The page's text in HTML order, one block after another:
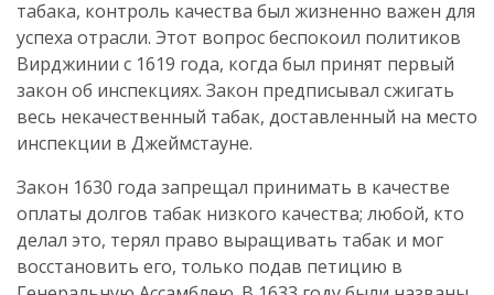
табака, контроль качества был жизненно важен для
успеха отрасли. Этот вопрос беспокоил политиков
Вирджинии с 1619 года, когда был принят первый
закон об инспекциях. Закон предписывал сжигать
весь некачественный табак, доставленный на место
инспекции в Джеймстауне.
Закон 1630 года запрещал принимать в качестве
оплаты долгов табак низкого качества; любой, кто
делал это, терял право выращивать табак и мог
восстановить его, только подав петицию в